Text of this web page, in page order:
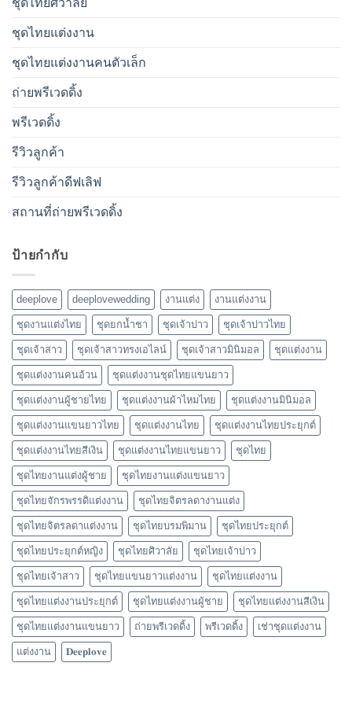
ชุดไทยศิวาลัย
ชุดไทยแต่งงาน
ชุดไทยแต่งงานคนตัวเล็ก
ถ่ายพรีเวดดิ้ง
พรีเวดดิ้ง
รีวิวลูกค้า
รีวิวลูกค้าดีฟเลิฟ
สถานที่ถ่ายพรีเวดดิ้ง
ป้ายกำกับ
deeplove deeplovewedding งานแต่ง งานแต่งงาน
ชุดงานแต่งไทย ชุดยกน้ำชา ชุดเจ้าบ่าว ชุดเจ้าบ่าวไทย
ชุดเจ้าสาว ชุดเจ้าสาวทรงเอไลน์ ชุดเจ้าสาวมินิมอล ชุดแต่งงาน
ชุดแต่งงานคนอ้วน ชุดแต่งงานชุดไทยแขนยาว
ชุดแต่งงานผู้ชายไทย ชุดแต่งงานผ้าไหมไทย ชุดแต่งงานมินิมอล
ชุดแต่งงานแขนยาวไทย ชุดแต่งงานไทย ชุดแต่งงานไทยประยุกต์
ชุดแต่งงานไทยสีเงิน ชุดแต่งงานไทยแขนยาว ชุดไทย
ชุดไทยงานแต่งผู้ชาย ชุดไทยงานแต่งแขนยาว
ชุดไทยจักรพรรดิแต่งงาน ชุดไทยจิตรลดางานแต่ง
ชุดไทยจิตรลดาแต่งงาน ชุดไทยบรมพิมาน ชุดไทยประยุกต์
ชุดไทยประยุกต์หญิง ชุดไทยศิวาลัย ชุดไทยเจ้าบ่าว
ชุดไทยเจ้าสาว ชุดไทยแขนยาวแต่งงาน ชุดไทยแต่งงาน
ชุดไทยแต่งงานประยุกต์ ชุดไทยแต่งงานผู้ชาย ชุดไทยแต่งงานสีเงิน
ชุดไทยแต่งงานแขนยาว ถ่ายพรีเวดดิ้ง พรีเวดดิ้ง เช่าชุดแต่งงาน
แต่งงาน 𝐃𝐞𝐞𝐩𝐥𝐨𝐯𝐞